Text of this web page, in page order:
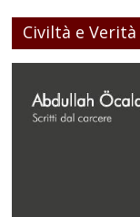
Civiltà e Verità